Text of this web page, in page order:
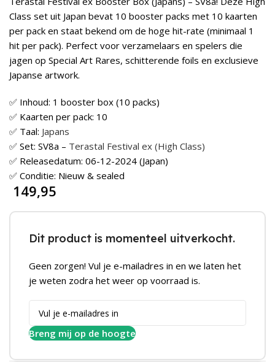
Class set uit Japan bevat 10 booster packs met 10 kaarten
per pack en staat bekend om de hoge hit-rate (minimaal 1
hit per pack). Perfect voor verzamelaars en spelers die
jagen op Special Art Rares, schitterende foils en exclusieve
Japanse artwork.
✅ Inhoud: 1 booster box (10 packs)
✅ Kaarten per pack: 10
✅ Taal: Japans
✅ Set: SV8a – Terastal Festival ex (High Class)
✅ Releasedatum: 06-12-2024 (Japan)
✅ Conditie: Nieuw & sealed
149,95
Dit product is momenteel uitverkocht.
Geen zorgen! Vul je e-mailadres in en we laten het
je weten zodra het weer op voorraad is.
Breng mij op de hoogte